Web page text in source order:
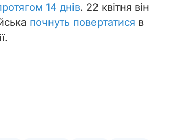
14 днів. 22 квітня він
почнуть повертатися в